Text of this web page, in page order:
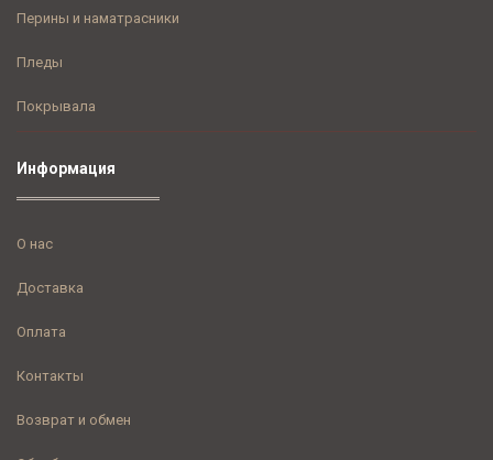
Перины и наматрасники
Пледы
Покрывала
Информация
О нас
Доставка
Оплата
Контакты
Возврат и обмен